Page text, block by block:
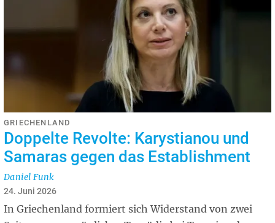
GRIECHENLAND
Doppelte Revolte: Karystianou und
Samaras gegen das Establishment
Daniel Funk
24. Juni 2026
In Griechenland formiert sich Widerstand von zwei